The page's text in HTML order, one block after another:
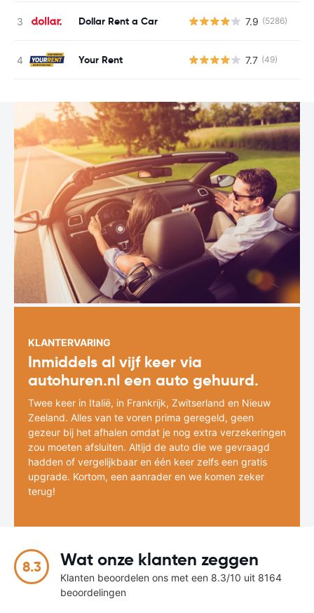
Dollar Rent a Car 7.9 (5286)
Your Rent 7.7 (49)
KLANTERVARING
Inmiddels al vijf keer via
autohuren.nl een auto gehuurd.
Twee keer in Italië, in Frankrijk, Zwitserland en Nieuw
Zeeland. Alles van te voren prima geregeld, geen
gezeur bij het afhalen omdat je nog extra verzekeringen
zou moeten afsluiten. Altijd de auto die we gevraagd
hadden of vergelijkbaar en één keer zelfs een gratis
upgrade. Kortom, een aanrader en we komen zeker
terug!
8.3 Wat onze klanten zeggen
Klanten beoordelen ons met een 8.3/10 uit 8164
beoordelingen